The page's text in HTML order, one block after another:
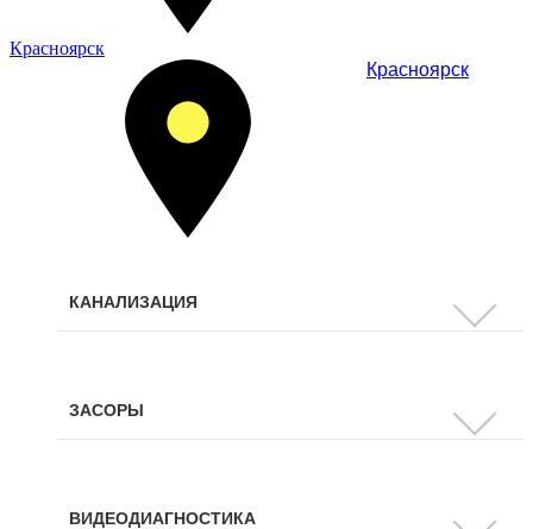
Красноярск
Красноярск
КАНАЛИЗАЦИЯ
ЗАСОРЫ
ВИДЕОДИАГНОСТИКА